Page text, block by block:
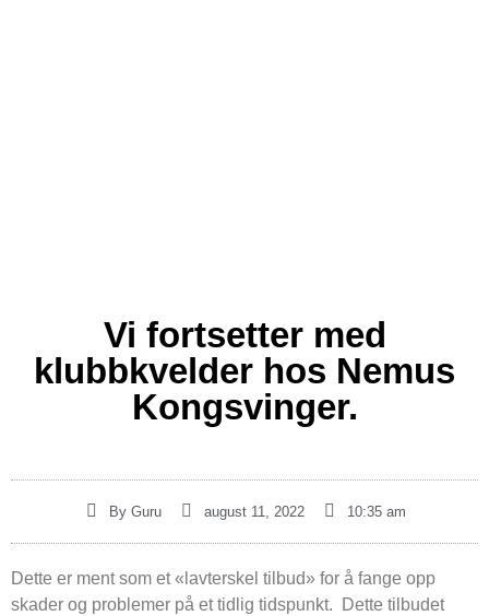
Vi fortsetter med
klubbkvelder hos Nemus
Kongsvinger.
By Guru august 11, 2022 10:35 am
Dette er ment som et «lavterskel tilbud» for å fange opp
skader og problemer på et tidlig tidspunkt. Dette tilbudet